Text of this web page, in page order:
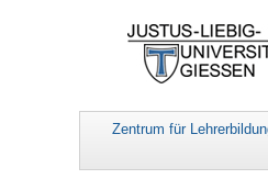
Zentrum für